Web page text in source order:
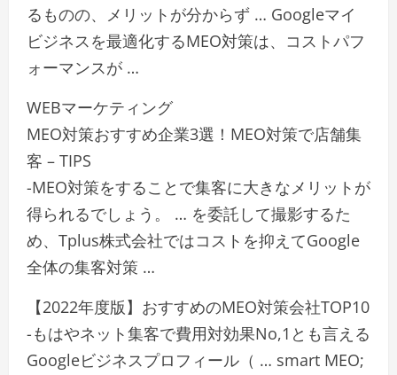
るものの、メリットが分からず … Googleマイ
ビジネスを最適化するMEO対策は、コストパフ
ォーマンスが …
WEBマーケティング
MEO対策おすすめ企業3選！MEO対策で店舗集
客 – TIPS
-MEO対策をすることで集客に大きなメリットが
得られるでしょう。 … を委託して撮影するた
め、Tplus株式会社ではコストを抑えてGoogle
全体の集客対策 …
【2022年度版】おすすめのMEO対策会社TOP10
-もはやネット集客で費用対効果No,1とも言える
Googleビジネスプロフィール（ … smart MEO;